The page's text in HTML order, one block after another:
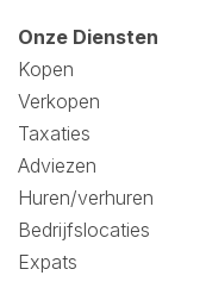
Onze Diensten
Kopen
Verkopen
Taxaties
Adviezen
Huren/verhuren
Bedrijfslocaties
Expats